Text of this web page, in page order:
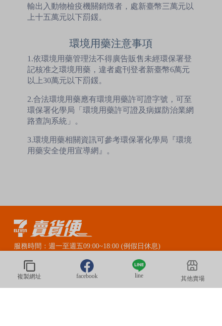
複製網址 facebook line 其他賣場
輸出入動物檢疫機關銷燬者，處新臺幣三萬元以
上十五萬元以下罰鍰。
環境用藥注意事項
1.依環境用藥管理法不得廣告販售未經環保署登
記核准之環境用藥，違者處刊登者新臺幣6萬元
以上30萬元以下罰鍰。
2.合法環境用藥應有環境用藥許可證字號，可至
環保署化學局「環境用藥許可證及病媒防治業網
路查詢系統」。
3.環境用藥相關資訊可參考環保署化學局『環境
用藥安全使用宣導網』。
服務時間：週一至週五09:00~18:00 (例假日休息)